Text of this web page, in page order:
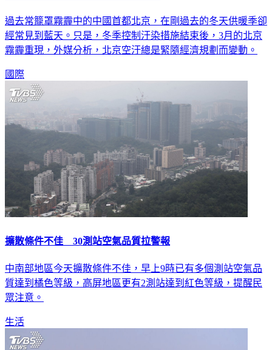
過去常籠罩霧霾中的中國首都北京，在剛過去的冬天供暖季卻
經常見到藍天。只是，冬季控制汙染措施結束後，3月的北京
霧霾重現，外媒分析，北京空汙總是緊隨經濟規劃而變動。
國際
擴散條件不佳 30測站空氣品質拉警報
中南部地區今天擴散條件不佳，早上9時已有多個測站空氣品
質達到橘色等級，高屏地區更有2測站達到紅色等級，提醒民
眾注意。
生活